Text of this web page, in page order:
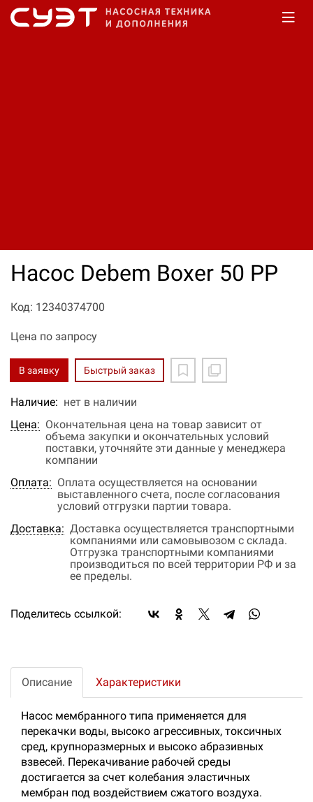
Насос Debem Boxer 50 PP
Код: 12340374700
Цена по запросу
В заявку Быстрый заказ
Наличие: нет в наличии
Цена: Окончательная цена на товар зависит от
объема закупки и окончательных условий
поставки, уточняйте эти данные у менеджера
компании
Оплата: Оплата осуществляется на основании
выставленного счета, после согласования
условий отгрузки партии товара.
Доставка: Доставка осуществляется транспортными
компаниями или самовывозом с склада.
Отгрузка транспортными компаниями
производиться по всей территории РФ и за
ее пределы.
Поделитесь ссылкой:
Описание Характеристики
Насос мембранного типа применяется для
перекачки воды, высоко агрессивных, токсичных
сред, крупноразмерных и высоко абразивных
взвесей. Перекачивание рабочей среды
достигается за счет колебания эластичных
мембран под воздействием сжатого воздуха.